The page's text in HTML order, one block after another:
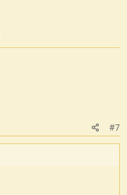
#7